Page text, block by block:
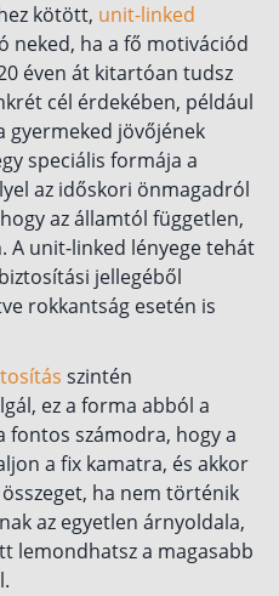
egységekhez kötött életbiztosítás
cégeknek
💊
– Spórolj évi akár 150 ezer
kalkulátor
alapok
kötött, unit-linked
neked, ha a fő motivációd
éven át kitartóan tudsz
cél érdekében, például
gyermeked jövőjének
speciális formája a
az időskori önmagadról
az államtól független,
A unit-linked lényege tehát
jellegéből
rokkantság esetén is
szintén
ez a forma abból a
fontos számodra, hogy a
a fix kamatra, és akkor
ha nem történik
az egyetlen árnyoldala,
lemondhatsz a magasabb